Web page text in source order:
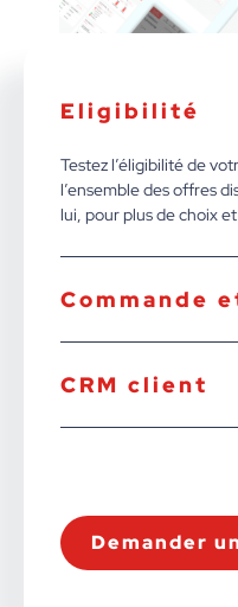
Eligibilité
Testez l’éligibilité de
l’ensemble des offres
lui, pour plus de choix
Commande
CRM client
Demander